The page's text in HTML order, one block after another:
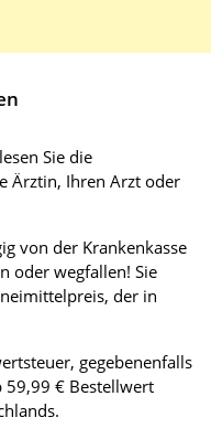
Sie die
Ärztin, Ihren Arzt oder
von der Krankenkasse
oder wegfallen! Sie
der in
gegebenenfalls
59,99 € Bestellwert